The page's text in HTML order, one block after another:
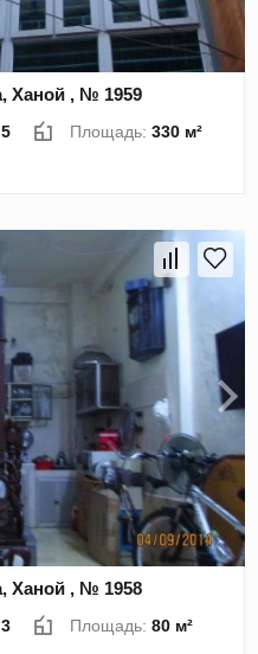
Ханой , № 1959
5 Площадь:330 м²
Ханой , № 1958
3 Площадь:80 м²